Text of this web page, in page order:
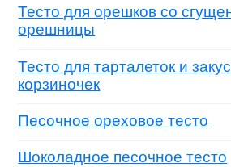
Тесто для орешков со
орешницы
Тесто для тарталеток и
корзиночек
Песочное ореховое тесто
Шоколадное песочное тесто